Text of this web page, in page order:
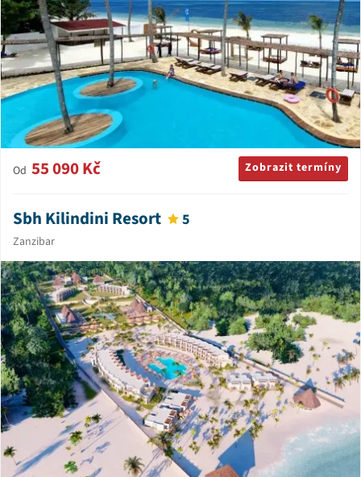
Od 55 090 Kč Zobrazit termíny
Sbh Kilindini Resort 5
Zanzibar